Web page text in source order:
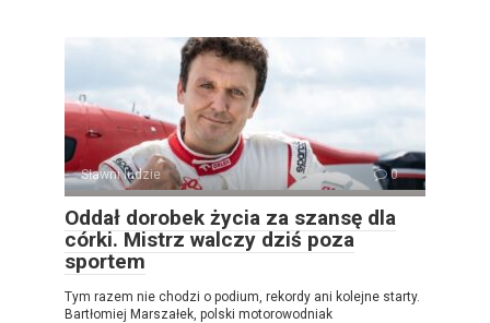
Sławni ludzie 0
Oddał dorobek życia za szansę dla
córki. Mistrz walczy dziś poza
sportem
Tym razem nie chodzi o podium, rekordy ani kolejne starty.
Bartłomiej Marszałek, polski motorowodniak